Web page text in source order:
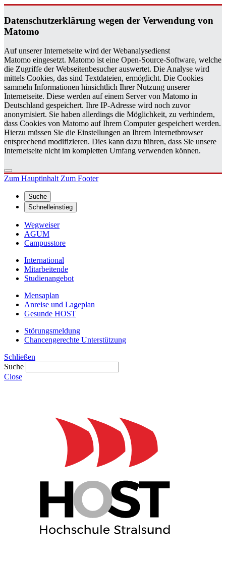
Da­ten­schutz­er­klä­rung wegen der Ver­wen­dung von
Ma­to­mo
Auf unserer Internetseite wird der Webanalysedienst
Matomo eingesetzt. Matomo ist eine Open-Source-Software, welche
die Zugriffe der Webseitenbesucher auswertet. Die Analyse wird
mittels Cookies, das sind Textdateien, ermöglicht. Die Cookies
sammeln Informationen hinsichtlich Ihrer Nutzung unserer
Internetseite. Diese werden auf einem Server von Matomo in
Deutschland gespeichert. Ihre IP-Adresse wird noch zuvor
anonymisiert. Sie haben allerdings die Möglichkeit, zu verhindern,
dass Cookies von Matomo auf Ihrem Computer gespeichert werden.
Hierzu müssen Sie die Einstellungen an Ihrem Internetbrowser
entsprechend modifizieren. Dies kann dazu führen, dass Sie unsere
Internetseite nicht im kompletten Umfang verwenden können.
Zum HauptinhaltZum Footer
Suche
Schnelleinstieg
Wegweiser
AGUM
Campusstore
International
Mitarbeitende
Studienangebot
Mensaplan
Anreise und Lageplan
Gesunde HOST
Störungsmeldung
Chancengerechte Unterstützung
Schließen
Suche
Close